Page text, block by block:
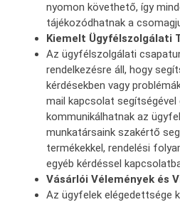
nyomon követhető, így
tájékozódhatnak a
Kiemelt Ügyfélszolgálati
Az ügyfélszolgálati
rendelkezésre áll, hogy
kérdésekben vagy
mail kapcsolat
kommunikálhatnak az
munkatársaink szakértő
termékekkel, rendelési
egyéb kérdéssel
Vásárlói Vélemények és
Az ügyfelek elégedettsége